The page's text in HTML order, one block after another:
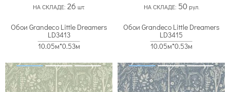
НА СКЛАДЕ: 26 шт НА СКЛАДЕ: 50рул.
Обои Grandeco Little Dreamers
LD3413
10.05м*0.53м
Обои Grandeco Little Dreamers
LD3415
10.05м*0.53м